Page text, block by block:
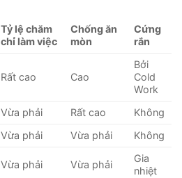
Tỷ lệ chăm
chỉ làm việc
Chống ăn
mòn
Cứng
rắn
Rất cao Cao
Bởi
Cold
Work
Vừa phải Rất cao
Không
Vừa phải Vừa phải Không
Vừa phải Vừa phải
Gia
nhiệt